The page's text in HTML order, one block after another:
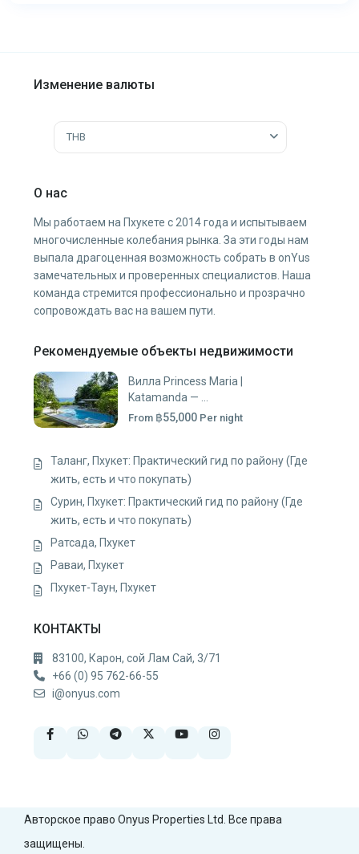
Изменение валюты
THB
О нас
Мы работаем на Пхукете с 2014 года и испытываем
многочисленные колебания рынка. За эти годы нам
выпала драгоценная возможность собрать в onYus
замечательных и проверенных специалистов. Наша
команда стремится профессионально и прозрачно
сопровождать вас на вашем пути.
Рекомендуемые объекты недвижимости
Вилла Princess Maria |
Katamanda — ...
From ฿55,000 Per night
Таланг, Пхукет: Практический гид по району (Где
жить, есть и что покупать)
Сурин, Пхукет: Практический гид по району (Где
жить, есть и что покупать)
Ратсада, Пхукет
Раваи, Пхукет
Пхукет-Таун, Пхукет
КОНТАКТЫ
83100, Карон, сой Лам Сай, 3/71
+66 (0) 95 762-66-55
i@onyus.com
Авторское право Onyus Properties Ltd. Все права
защищены.